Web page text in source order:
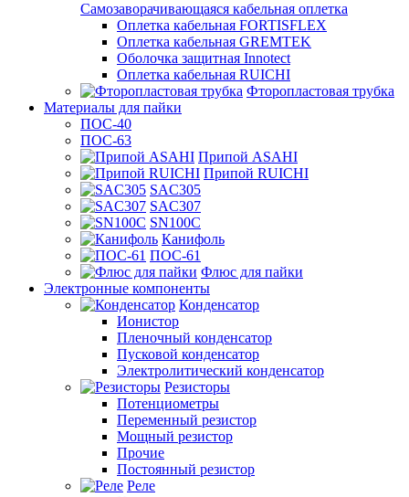
Самозаворачивающаяся кабельная оплетка
Оплетка кабельная FORTISFLEX
Оплетка кабельная GREMTEK
Оболочка защитная Innotect
Оплетка кабельная RUICHI
Фторопластовая трубка
Материалы для пайки
ПОС-40
ПОС-63
Припой ASAHI
Припой RUICHI
SAC305
SAC307
SN100C
Канифоль
ПОС-61
Флюс для пайки
Электронные компоненты
Конденсатор
Ионистор
Пленочный конденсатор
Пусковой конденсатор
Электролитический конденсатор
Резисторы
Потенциометры
Переменный резистор
Мощный резистор
Прочие
Постоянный резистор
Реле